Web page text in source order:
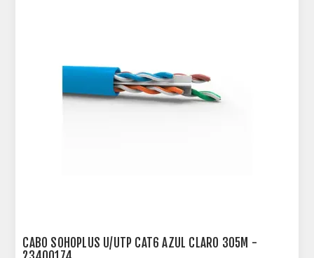
CABO SOHOPLUS U/UTP CAT6 AZUL CLARO 305M -